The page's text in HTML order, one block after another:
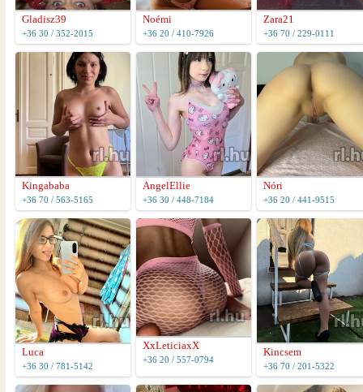
Gladisz39
+36 30 / 352-2015
Noémi
+36 20 / 410-7926
Zara21
+36 70 / 229-0111
Kingababa
+36 70 / 563-5165
AngelEllie
+36 30 / 448-7184
Nóri
+36 20 / 441-9515
Luca
+36 30 / 781-5142
XxLeticiaxX
+36 20 / 557-0794
Kincsem
+36 70 / 201-5322